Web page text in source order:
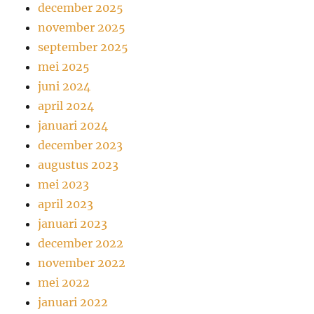
december 2025
november 2025
september 2025
mei 2025
juni 2024
april 2024
januari 2024
december 2023
augustus 2023
mei 2023
april 2023
januari 2023
december 2022
november 2022
mei 2022
januari 2022